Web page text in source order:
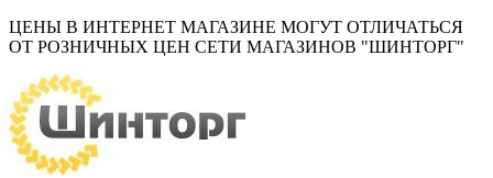
ЦЕНЫ В ИНТЕРНЕТ МАГАЗИНЕ МОГУТ ОТЛИЧАТЬСЯ
ОТ РОЗНИЧНЫХ ЦЕН СЕТИ МАГАЗИНОВ "ШИНТОРГ"